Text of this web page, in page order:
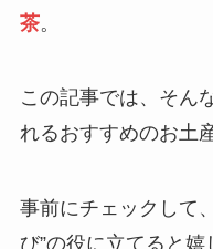
茶。
この記事では、そん
れるおすすめのお土
事前にチェックして
び”の役に立てると嬉